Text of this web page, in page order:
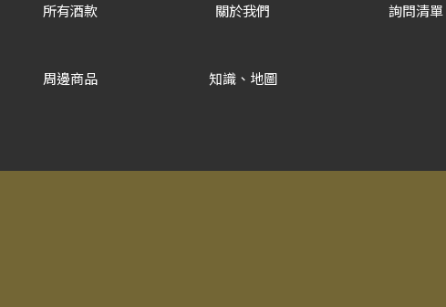
所有酒款
周邊商品
關於我們
知識、地圖
詢問清單